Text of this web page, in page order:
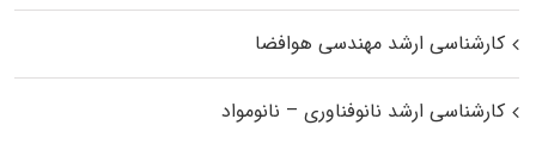
کارشناسی ارشد مهندسی هوافضا
کارشناسی ارشد نانوفناوری – نانومواد